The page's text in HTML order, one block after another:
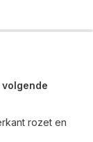
rozet en